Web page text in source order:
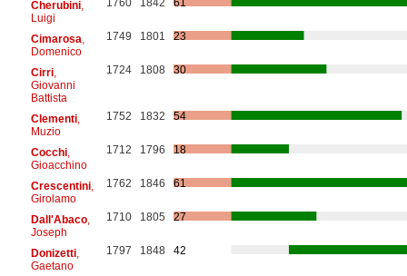
Cherubini,
Luigi
1760 1842 61
Cimarosa
Domenico
1749 1801 23
Cirri,
Giovanni
Battista
1724 1808 30
Clementi,
Muzio
1752 1832 54
Cocchi,
Gioacchino
1712 1796 18
Crescentini,
Girolamo
1762 1846 61
Dall'Abaco,
Joseph
1710 1805 27
Donizetti,
Gaetano
1797 1848 42